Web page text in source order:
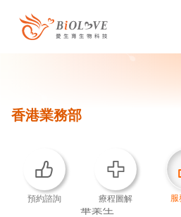
凍卵
借卵提領 國際醫療
畢業生